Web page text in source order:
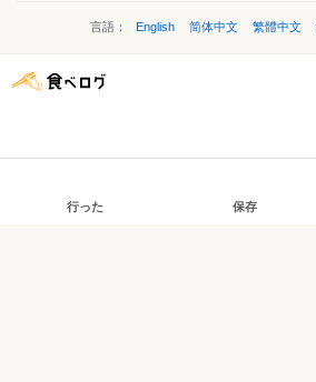
言語： English 简体中文 繁體中文
行った 保存